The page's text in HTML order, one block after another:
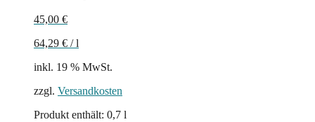
45,00 €
64,29 € /l
inkl. 19 % MwSt.
zzgl. Versandkosten
Produkt enthält: 0,7 l